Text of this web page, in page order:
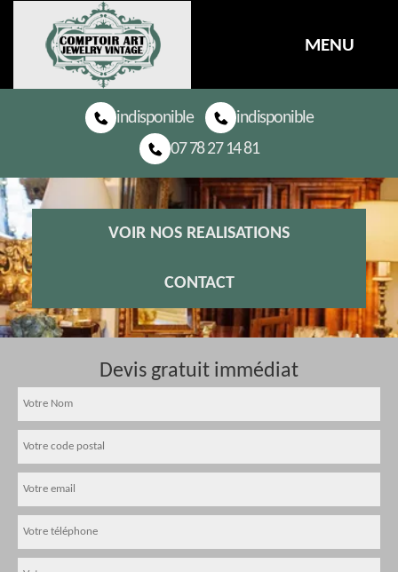
MENU
indisponible
indisponible
07 78 27 14 81
VOIR NOS REALISATIONS
CONTACT
Devis gratuit immédiat